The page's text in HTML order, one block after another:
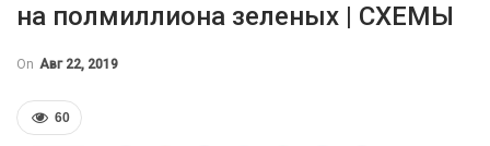
на полмиллиона зеленых | СХЕМЫ
On Авг 22, 2019
60